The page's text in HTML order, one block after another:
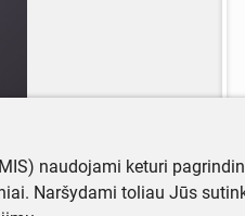
naudojami keturi
Naršydami toliau Jūs